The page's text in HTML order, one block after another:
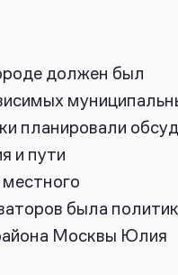
должен был
планировали
и пути
была
Москвы Юлия